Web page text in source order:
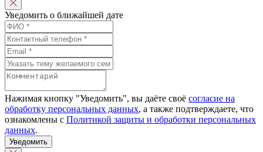
Уведомить о ближайшей дате
Нажимая кнопку "Уведомить", вы даёте своё согласие на
обработку персональных данных, а также подтверждаете, что
ознакомлены с Политикой защиты и обработки персональных
данных.
Уведомить